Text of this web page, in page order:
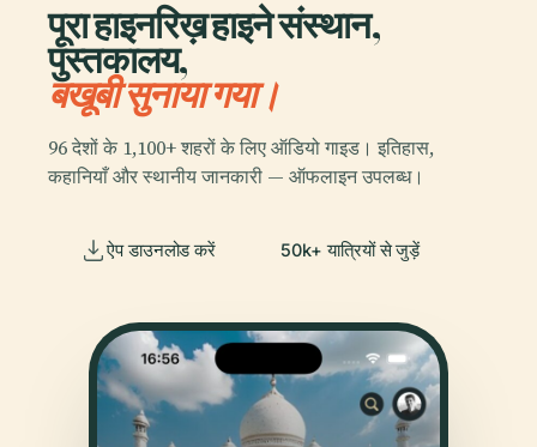
पूरा हाइनरिख़ हाइने संस्थान,
पुस्तकालय,
बखूबी सुनाया गया।
96 देशों के 1,100+ शहरों के लिए ऑडियो गाइड। इतिहास,
कहानियाँ और स्थानीय जानकारी — ऑफलाइन उपलब्ध।
ऐप डाउनलोड करें 50k+ यात्रियों से जुड़ें